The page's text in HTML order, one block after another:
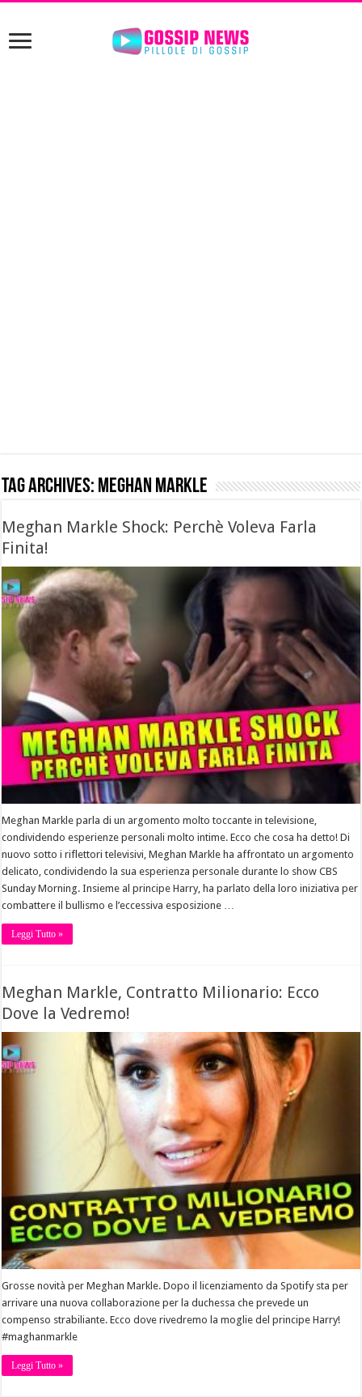
Tag Archives: meghan markle
Meghan Markle Shock: Perchè Voleva Farla
Finita!
Meghan Markle parla di un argomento molto toccante in televisione,
condividendo esperienze personali molto intime. Ecco che cosa ha detto! Di
nuovo sotto i riflettori televisivi, Meghan Markle ha affrontato un argomento
delicato, condividendo la sua esperienza personale durante lo show CBS
Sunday Morning. Insieme al principe Harry, ha parlato della loro iniziativa per
combattere il bullismo e l’eccessiva esposizione …
Leggi Tutto »
Meghan Markle, Contratto Milionario: Ecco
Dove la Vedremo!
Grosse novità per Meghan Markle. Dopo il licenziamento da Spotify sta per
arrivare una nuova collaborazione per la duchessa che prevede un
compenso strabiliante. Ecco dove rivedremo la moglie del principe Harry!
#maghanmarkle
Leggi Tutto »